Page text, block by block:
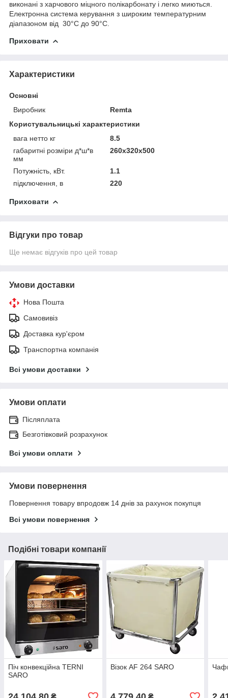
виконані з харчового міцного полікарбонату і легко миються.
Електронна система керування з широким температурним
діапазоном від 30°С до 90°С.
Приховати
Характеристики
Основні
Виробник
Remta
Користувальницькі характеристики
вага нетто кг
8.5
габаритні розміри д*ш*в
мм
260x320x500
Потужність, кВт.
1.1
підключення, в
220
Приховати
Відгуки про товар
Ще немає відгуків про цей товар
Умови доставки
Нова Пошта
Самовивіз
Доставка кур'єром
Транспортна компанія
Всі умови доставки
Умови оплати
Післяплата
Безготівковий розрахунок
Всі умови оплати
Умови повернення
Повернення товару впродовж 14 днів за рахунок покупця
Всі умови повернення
Подібні товари компанії
Піч конвекційна TERNI
SARO
Візок AF 264 SARO